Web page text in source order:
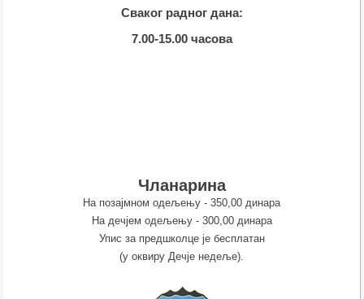
Сваког радног дана:
7.00-15.00 часова
Чланарина
На позајмном одељењу - 350,00 динара
На дечјем одељењу - 300,00 динара
Упис за предшколце је бесплатан
(у оквиру Дечје недеље).